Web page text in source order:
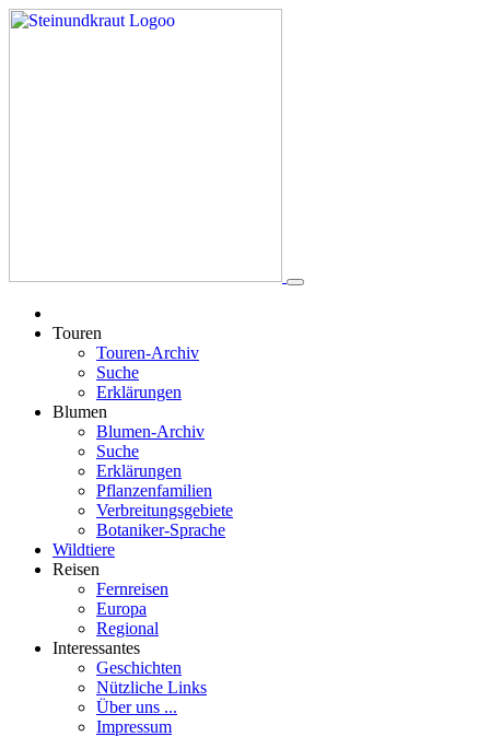
Touren
Touren-Archiv
Suche
Erklärungen
Blumen
Blumen-Archiv
Suche
Erklärungen
Pflanzenfamilien
Verbreitungsgebiete
Botaniker-Sprache
Wildtiere
Reisen
Fernreisen
Europa
Regional
Interessantes
Geschichten
Nützliche Links
Über uns ...
Impressum